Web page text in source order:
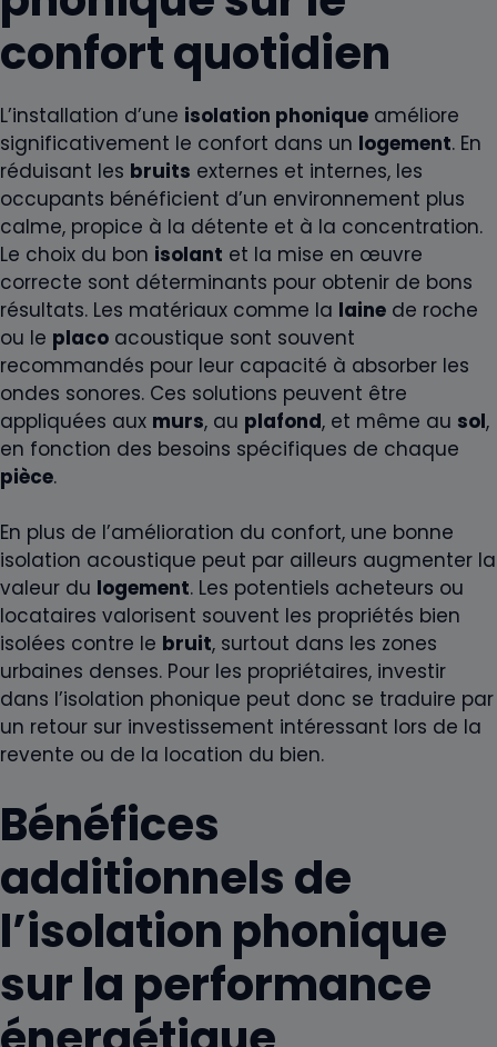
confort quotidien
L’installation d’une isolation phonique améliore
significativement le confort dans un logement. En
réduisant les bruits externes et internes, les
occupants bénéficient d’un environnement plus
calme, propice à la détente et à la concentration.
Le choix du bon isolant et la mise en œuvre
correcte sont déterminants pour obtenir de bons
résultats. Les matériaux comme la laine de roche
ou le placo acoustique sont souvent
recommandés pour leur capacité à absorber les
ondes sonores. Ces solutions peuvent être
appliquées aux murs, au plafond, et même au sol,
en fonction des besoins spécifiques de chaque
pièce.
En plus de l’amélioration du confort, une bonne
isolation acoustique peut par ailleurs augmenter la
valeur du logement. Les potentiels acheteurs ou
locataires valorisent souvent les propriétés bien
isolées contre le bruit, surtout dans les zones
urbaines denses. Pour les propriétaires, investir
dans l’isolation phonique peut donc se traduire par
un retour sur investissement intéressant lors de la
revente ou de la location du bien.
Bénéfices
additionnels de
l’isolation phonique
sur la performance